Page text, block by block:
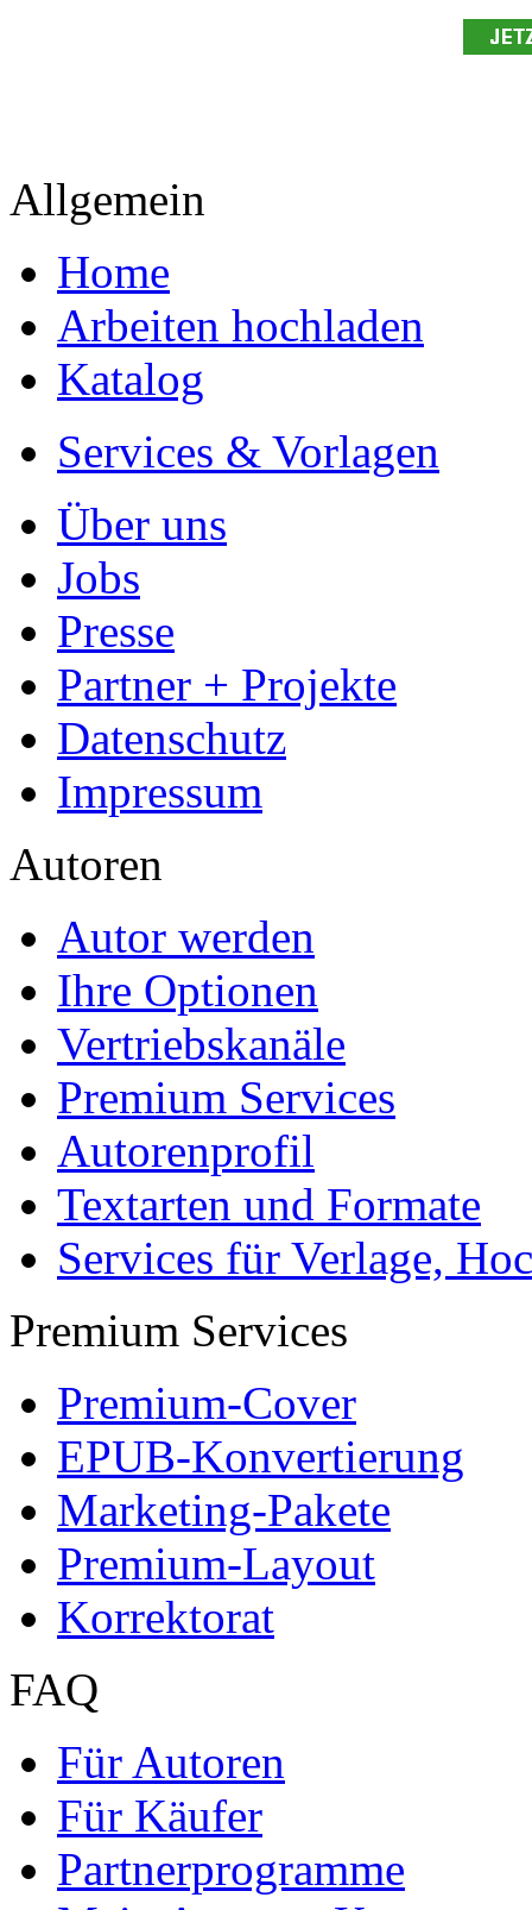
Allgemein
Home
Arbeiten hochladen
Katalog
Services & Vorlagen
Über uns
Jobs
Presse
Partner + Projekte
Datenschutz
Impressum
Autoren
Autor werden
Ihre Optionen
Vertriebskanäle
Premium Services
Autorenprofil
Textarten und Formate
Services für Verlage,
Premium Services
Premium-Cover
EPUB-Konvertierung
Marketing-Pakete
Premium-Layout
Korrektorat
FAQ
Für Autoren
Für Käufer
Partnerprogramme